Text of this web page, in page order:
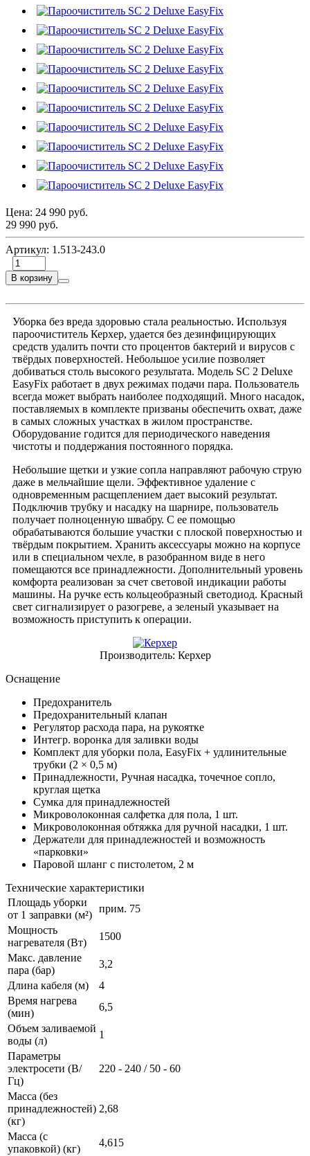
Цена: 24 990 руб.
29 990 руб.
Артикул: 1.513-243.0
В корзину
Уборка без вреда здоровью стала реальностью. Используя
пароочиститель Керхер, удается без дезинфицирующих
средств удалить почти сто процентов бактерий и вирусов с
твёрдых поверхностей. Небольшое усилие позволяет
добиваться столь высокого результата. Модель SC 2 Deluxe
EasyFix работает в двух режимах подачи пара. Пользователь
всегда может выбрать наиболее подходящий. Много насадок,
поставляемых в комплекте призваны обеспечить охват, даже
в самых сложных участках в жилом пространстве.
Оборудование годится для периодического наведения
чистоты и поддержания постоянного порядка.
Небольшие щетки и узкие сопла направляют рабочую струю
даже в мельчайшие щели. Эффективное удаление с
одновременным расщеплением дает высокий результат.
Подключив трубку и насадку на шарнире, пользователь
получает полноценную швабру. С ее помощью
обрабатываются большие участки с плоской поверхностью и
твёрдым покрытием. Хранить аксессуары можно на корпусе
или в специальном чехле, в разобранном виде в него
помещаются все принадлежности. Дополнительный уровень
комфорта реализован за счет световой индикации работы
машины. На ручке есть кольцеобразный светодиод. Красный
свет сигнализирует о разогреве, а зеленый указывает на
возможность приступить к операции.
Производитель: Керхер
Оснащение
Предохранитель
Предохранительный клапан
Регулятор расхода пара, на рукоятке
Интегр. воронка для заливки воды
Комплект для уборки пола, EasyFix + удлинительные
трубки (2 × 0,5 м)
Принадлежности, Ручная насадка, точечное сопло,
круглая щетка
Сумка для принадлежностей
Микроволоконная салфетка для пола, 1 шт.
Микроволоконная обтяжка для ручной насадки, 1 шт.
Держатели для принадлежностей и возможность
«парковки»
Паровой шланг с пистолетом, 2 м
Технические характеристики
Площадь уборки
от 1 заправки (м²)
прим. 75
Мощность
нагревателя (Вт)
1500
Макс. давление
пара (бар)
3,2
Длина кабеля (м)
4
Время нагрева
(мин)
6,5
Объем заливаемой
воды (л)
1
Параметры
электросети (В/
Гц)
220 - 240 / 50 - 60
Масса (без
принадлежностей)
(кг)
2,68
Масса (с
упаковкой) (кг)
4,615